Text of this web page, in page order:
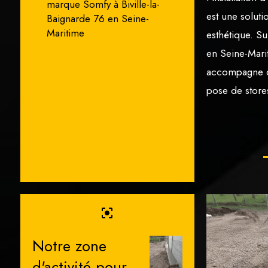
marque Somfy à Biville-la-
Baignarde 76 en Seine-
Maritime
est une
esthétique.
en Seine-
accompagne
pose de
center_focus_strong
Notre zone